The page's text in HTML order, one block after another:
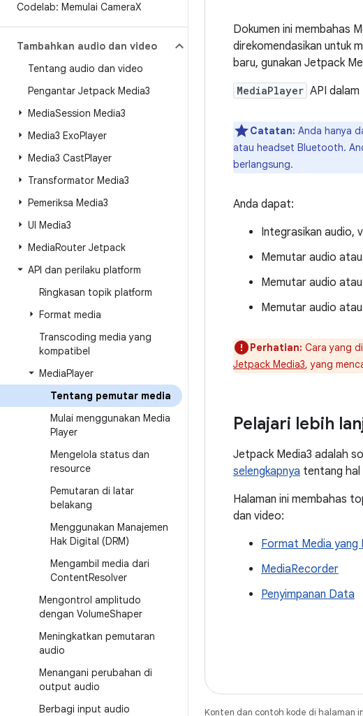
Codelab: Memulai CameraX
Tambahkan audio dan video
Tentang audio dan video
Pengantar Jetpack Media3
MediaSession Media3
Media3 ExoPlayer
Media3 CastPlayer
Transformator Media3
Pemeriksa Media3
UI Media3
MediaRouter Jetpack
API dan perilaku platform
Ringkasan topik platform
Format media
Transcoding media yang
kompatibel
MediaPlayer
Tentang pemutar media
Mulai menggunakan Media
Player
Mengelola status dan
resource
Pemutaran di latar
belakang
Menggunakan Manajemen
Hak Digital (DRM)
Mengambil media dari
ContentResolver
Mengontrol amplitudo
dengan VolumeShaper
Meningkatkan pemutaran
audio
Menangani perubahan di
output audio
Berbagi input audio
Dokumen ini membahas
direkomendasikan untuk
baru, gunakan Jetpack
MediaPlayer API
Catatan: Anda hanya
atau headset Bluetooth.
berlangsung.
Anda dapat:
Integrasikan audio,
Memutar audio
Memutar audio
Memutar audio
Perhatian: Cara yang
Jetpack Media3, yang
Pelajari lebih
Jetpack Media3 adalah
selengkapnya tentang hal
Halaman ini membahas
dan video:
Format Media yang
MediaRecorder
Penyimpanan Data
Konten dan contoh kode di halaman